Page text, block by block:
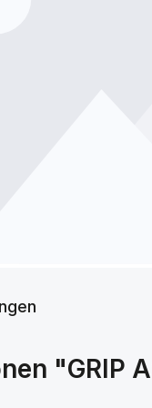
"GRIP